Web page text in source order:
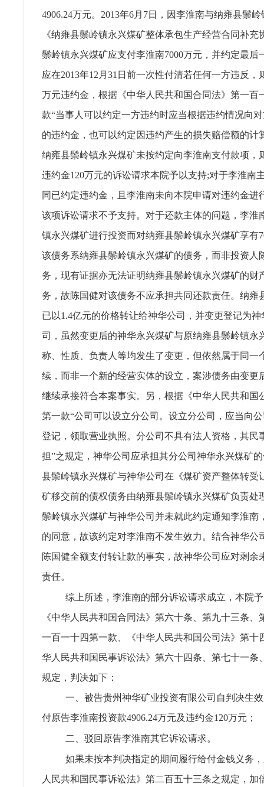
4906.24万元。2013年6月7日，因李淮南与纳雍县鬃
《纳雍县鬃岭镇永兴煤矿整体承包生产经营合同补充
鬃岭镇永兴煤矿应支付李淮南7000万元，并约定最后
应在2013年12月31日前一次性付清若任何一方违反，
万元违约金，根据《中华人民共和国合同法》第一百
款“当事人可以约定一方违约时应当根据违约情况向
的违约金，也可以约定因违约产生的损失赔偿额的计
纳雍县鬃岭镇永兴煤矿未按约定向李淮南支付款项，
违约金120万元的诉讼请求本院予以支持;对于李淮南
同已约定违约金，且李淮南未向本院申请对违约金进
该项诉讼请求不予支持。对于还款主体的问题，李淮
镇永兴煤矿进行投资而对纳雍县鬃岭镇永兴煤矿享有
该债务系纳雍县鬃岭镇永兴煤矿的债务，而非投资人
务，现有证据亦无法证明纳雍县鬃岭镇永兴煤矿的财
务，故陈国健对该债务不应承担共同还款责任。纳雍
已以1.4亿元的价格转让给神华公司，并变更登记为
司，虽然变更后的神华永兴煤矿与原纳雍县鬃岭镇永
称、性质、负责人等均发生了变更，但依然属于同一
续，而非一个新的经营实体的设立，案涉债务由变更
继续承接符合本案事实。另，根据《中华人民共和国
第一款“公司可以设立分公司。设立分公司，应当向
登记，领取营业执照。分公司不具有法人资格，其民
担”之规定，神华公司应承担其分公司神华永兴煤矿
县鬃岭镇永兴煤矿与神华公司在《煤矿资产整体转受
矿移交前的债权债务由纳雍县鬃岭镇永兴煤矿负责处
鬃岭镇永兴煤矿与神华公司并未就此约定通知李淮南
的同意，故该约定对李淮南不发生效力。结合神华公
陈国健全额支付转让款的事实，故神华公司应对剩余
责任。
综上所述，李淮南的部分诉讼请求成立，本院
《中华人民共和国合同法》第六十条、第九十三条、
一百一十四第一款、《中华人民共和国公司法》第十
华人民共和国民事诉讼法》第六十四条、第七十一条
规定，判决如下：
一、被告贵州神华矿业投资有限公司自判决生
付原告李淮南投资款4906.24万元及违约金120万元；
二、驳回原告李淮南其它诉讼请求。
如果未按本判决指定的期间履行给付金钱义务
人民共和国民事诉讼法》第二百五十三条之规定，加